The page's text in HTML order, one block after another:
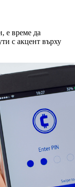
е време да
с акцент върху